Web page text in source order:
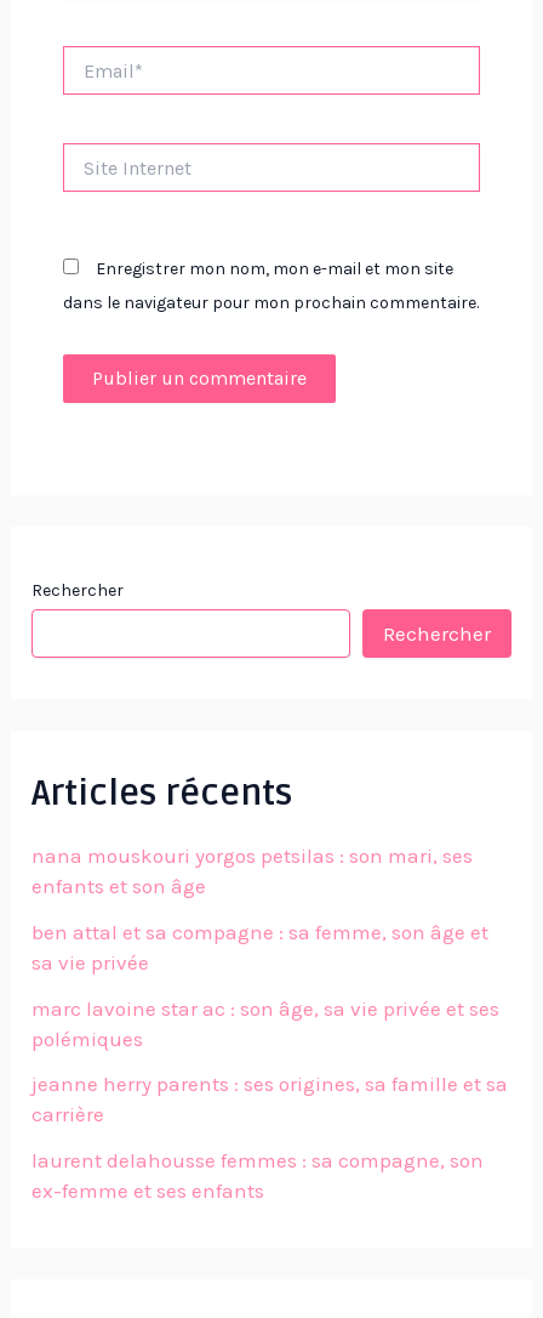
Internet
Enregistrer mon nom, mon e-mail et mon site
dans le navigateur pour mon prochain commentaire.
Rechercher
Rechercher
Articles récents
nana mouskouri yorgos petsilas : son mari, ses
enfants et son âge
ben attal et sa compagne : sa femme, son âge et
sa vie privée
marc lavoine star ac : son âge, sa vie privée et ses
polémiques
jeanne herry parents : ses origines, sa famille et sa
carrière
laurent delahousse femmes : sa compagne, son
ex-femme et ses enfants